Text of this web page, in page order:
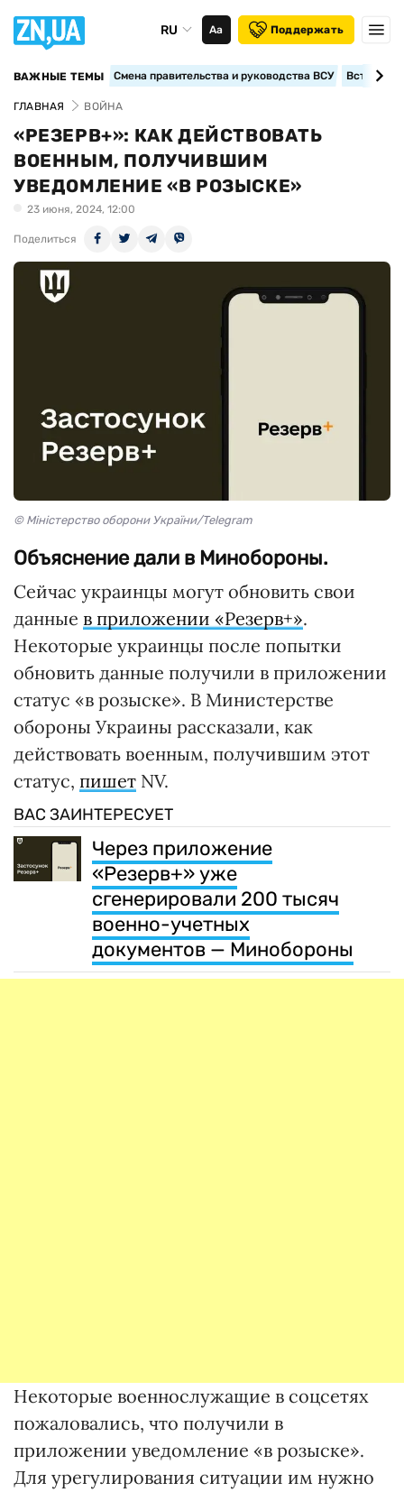
RU Аа Поддержать
ВАЖНЫЕ ТЕМЫ Смена правительства и руководства ВСУ
ГЛАВНАЯ ВОЙНА
«РЕЗЕРВ+»: КАК ДЕЙСТВОВАТЬ
ВОЕННЫМ, ПОЛУЧИВШИМ
УВЕДОМЛЕНИЕ «В РОЗЫСКЕ»
23 июня, 2024, 12:00
Поделиться
© Міністерство оборони України/Telegram
Объяснение дали в Минобороны.
Сейчас украинцы могут обновить свои
данные в приложении «Резерв+».
Некоторые украинцы после попытки
обновить данные получили в приложении
статус «в розыске». В Министерстве
обороны Украины рассказали, как
действовать военным, получившим этот
статус, пишет NV.
ВАС ЗАИНТЕРЕСУЕТ
Через приложение
«Резерв+» уже
сгенерировали 200 тысяч
военно-учетных
документов — Минобороны
Некоторые военнослужащие в соцсетях
пожаловались, что получили в
приложении уведомление «в розыске».
Для урегулирования ситуации им нужно